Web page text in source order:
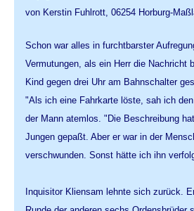
von Kerstin Fuhlrott, 06254 Horburg-
Schon war alles in furchtbarster
Vermutungen, als ein Herr die Nachricht
Kind gegen drei Uhr am Bahnschalter
"Als ich eine Fahrkarte löste, sah ich
der Mann atemlos. "Die Beschreibung
Jungen gepaßt. Aber er war in der
verschwunden. Sonst hätte ich ihn
Inquisitor Kliensam lehnte sich zurück.